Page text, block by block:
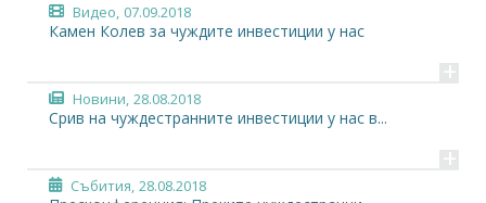
Видео, 07.09.2018
Камен Колев за чуждите инвестиции у нас
+
Новини, 28.08.2018
Срив на чуждестранните инвестиции у нас в...
+
Събития, 28.08.2018